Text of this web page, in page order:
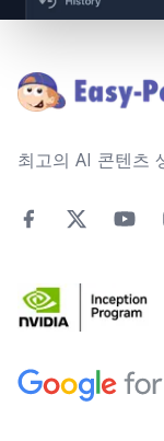
최고의 AI 콘텐츠